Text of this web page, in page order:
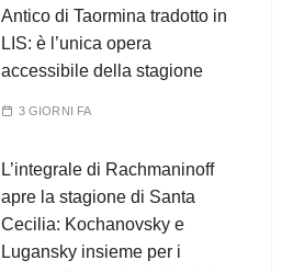
Antico di Taormina tradotto in
LIS: è l’unica opera
accessibile della stagione
3 GIORNI FA
L’integrale di Rachmaninoff
apre la stagione di Santa
Cecilia: Kochanovsky e
Lugansky insieme per i